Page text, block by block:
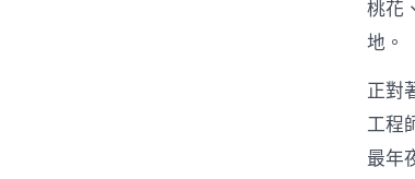
桃花
地。
正對
工程
最年